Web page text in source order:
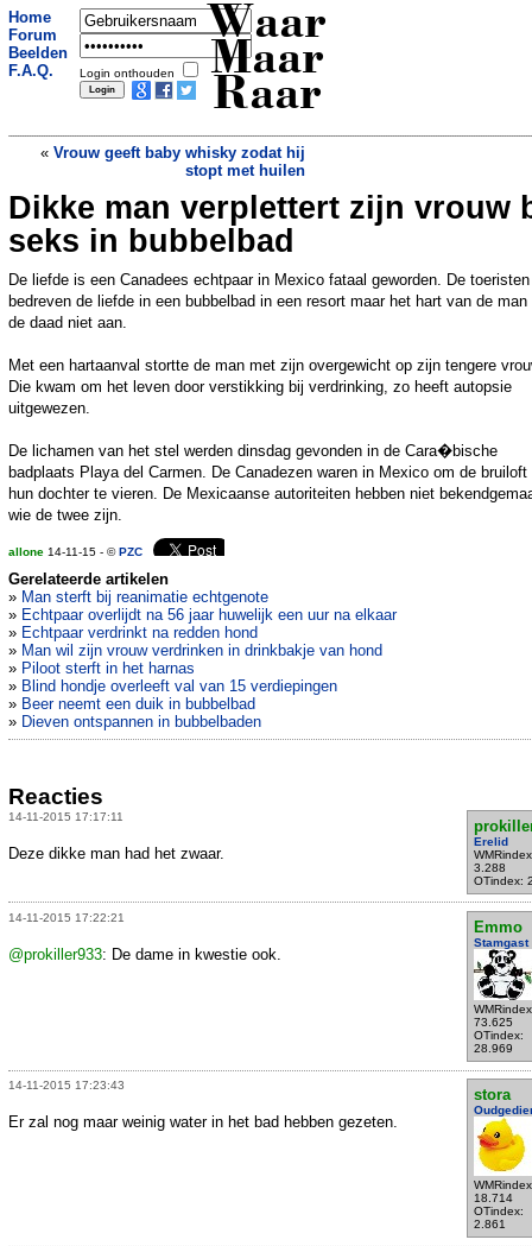
Home
Forum
Beelden
F.A.Q.
Login onthouden
Waar
Maar
Raar
« Vrouw geeft baby whisky zodat hij
stopt met huilen
Belgisch: Doe-het-zelf parkeersensoren
»
Dikke man verplettert zijn vrouw
seks in bubbelbad
De liefde is een Canadees echtpaar in Mexico fataal geworden. De toeristen
bedreven de liefde in een bubbelbad in een resort maar het hart van de man
de daad niet aan.
Met een hartaanval stortte de man met zijn overgewicht op zijn tengere
Die kwam om het leven door verstikking bij verdrinking, zo heeft autopsie
uitgewezen.
De lichamen van het stel werden dinsdag gevonden in de Cara�bische
badplaats Playa del Carmen. De Canadezen waren in Mexico om de bruiloft
hun dochter te vieren. De Mexicaanse autoriteiten hebben niet
wie de twee zijn.
allone 14-11-15 - ©PZC
Gerelateerde artikelen
» Man sterft bij reanimatie echtgenote
» Echtpaar overlijdt na 56 jaar huwelijk een uur na elkaar
» Echtpaar verdrinkt na redden hond
» Man wil zijn vrouw verdrinken in drinkbakje van hond
» Piloot sterft in het harnas
» Blind hondje overleeft val van 15 verdiepingen
» Beer neemt een duik in bubbelbad
» Dieven ontspannen in bubbelbaden
Reacties
14-11-2015 17:17:11
Erelid
3.288
OTindex:
Deze dikke man had het zwaar.
14-11-2015 17:22:21
Emmo
Stamgast
73.625
OTindex:
28.969
@prokiller933: De dame in kwestie ook.
14-11-2015 17:23:43
stora
18.714
OTindex:
2.861
Er zal nog maar weinig water in het bad hebben gezeten.